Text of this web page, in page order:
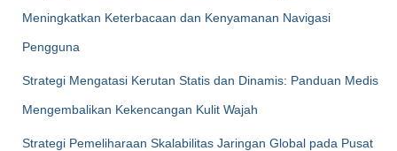
Meningkatkan Keterbacaan dan Kenyamanan Navigasi
Pengguna
Strategi Mengatasi Kerutan Statis dan Dinamis: Panduan Medis
Mengembalikan Kekencangan Kulit Wajah
Strategi Pemeliharaan Skalabilitas Jaringan Global pada Pusat